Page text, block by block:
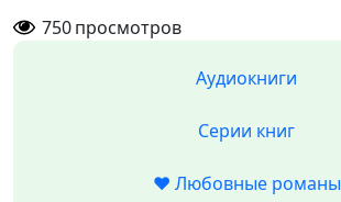
750просмотров
Аудиокниги
Серии книг
❤️ Любовные романы